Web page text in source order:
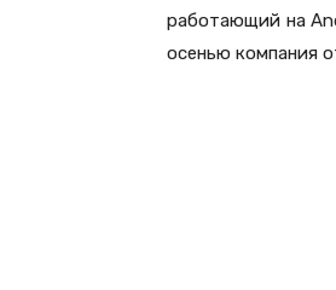
работающий на
осенью компания